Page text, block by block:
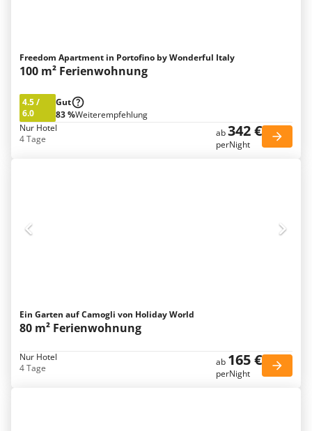
Freedom Apartment in Portofino by Wonderful Italy
100 m² Ferienwohnung
4.5/
6.0
Gut
83 %Weiterempfehlung
Nur Hotel
4 Tage
ab342 €
perNight
Ein Garten auf Camogli von Holiday World
80 m² Ferienwohnung
Nur Hotel
4 Tage
ab 165 €
perNight